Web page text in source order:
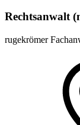
Rechtsanwalt
rugekrömer